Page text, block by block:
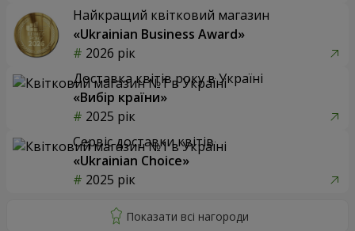
Найкращий квітковий магазин
«Ukrainian Business Award»
2026 рік
Доставка квітів року в Україні
«Вибір країни»
2025 рік
Сервіс доставки квітів
«Ukrainian Choice»
2025 рік